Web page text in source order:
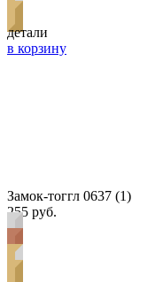
детали
в корзину
Замок-тоггл 0637 (1)
255 руб.